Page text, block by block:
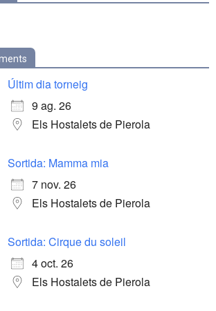
Últim dia torneig
9 ag. 26
Els Hostalets de Pierola
Sortida: Mamma mia
7 nov. 26
Els Hostalets de Pierola
Sortida: Cirque du soleil
4 oct. 26
Els Hostalets de Pierola